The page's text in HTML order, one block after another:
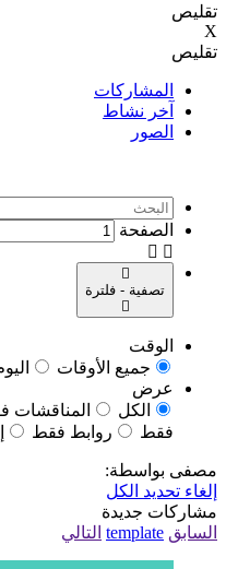
تقليص
X
تقليص
المشاركات
آخر نشاط
الصور
الصفحة
تصفية - فلترة
الوقت
جميع الأوقات
عرض
الكل
المناقشات
فقط
روابط فقط
مصفى بواسطة:
إلغاء تحديد الكل
مشاركات جديدة
السابق template التالي